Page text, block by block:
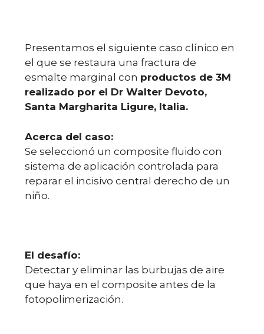
Presentamos el siguiente caso clínico en
el que se restaura una fractura de
esmalte marginal con productos de 3M
realizado por el Dr Walter Devoto,
Santa Margharita Ligure, Italia.
Acerca del caso:
Se seleccionó un composite fluido con
sistema de aplicación controlada para
reparar el incisivo central derecho de un
niño.
El desafío:
Detectar y eliminar las burbujas de aire
que haya en el composite antes de la
fotopolimerización.